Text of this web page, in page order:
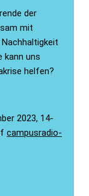
der
mit
kann uns
helfen?
2023, 14-
campusradio-